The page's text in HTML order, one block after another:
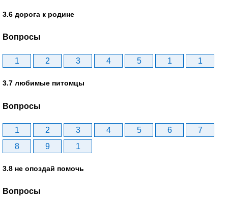
3.6 дорога к родине
Вопросы
1 2 3 4 5 1 1
3.7 любимые питомцы
Вопросы
1 2 3 4 5 6
7
8
9 1
3.8 не опоздай помочь
Вопросы